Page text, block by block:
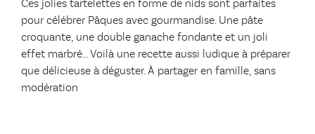
Ces jolies tartelettes en forme de nids sont parfaites
pour célébrer Pâques avec gourmandise. Une pâte
croquante, une double ganache fondante et un joli
effet marbré… Voilà une recette aussi ludique à préparer
que délicieuse à déguster. À partager en famille, sans
modération